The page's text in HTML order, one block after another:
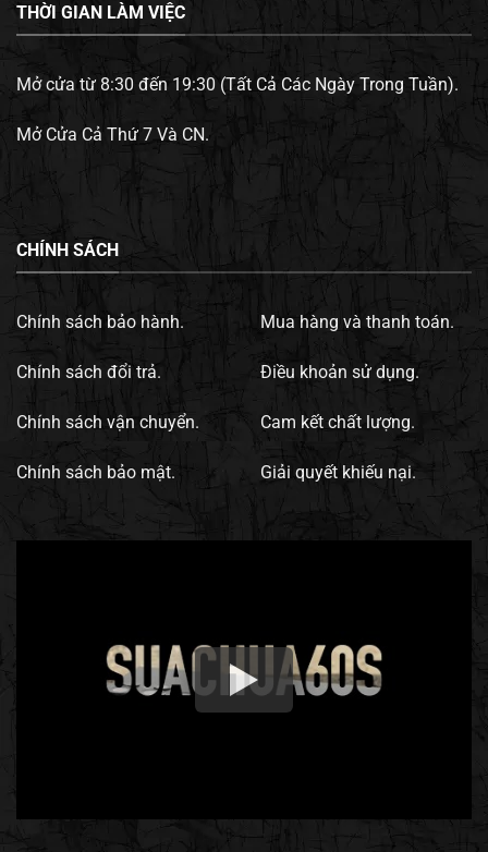
THỜI GIAN LÀM VIỆC
Mở cửa từ 8:30 đến 19:30 (Tất Cả Các Ngày Trong Tuần).
Mở Cửa Cả Thứ 7 Và CN.
CHÍNH SÁCH
Chính sách bảo hành.
Chính sách đổi trả.
Chính sách vận chuyển.
Chính sách bảo mật.
Mua hàng và thanh toán.
Điều khoản sử dụng.
Cam kết chất lượng.
Giải quyết khiếu nại.